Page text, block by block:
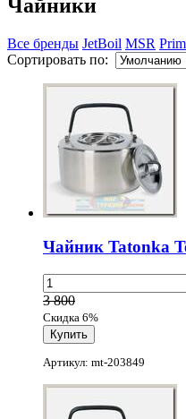
Чайники
Все бренды JetBoil MSR
Сортировать по:
Чайник Tatonka
3 800
Скидка 6%
Артикул: mt-203849